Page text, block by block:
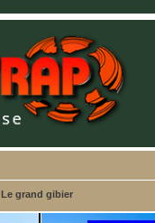
Le grand gibier